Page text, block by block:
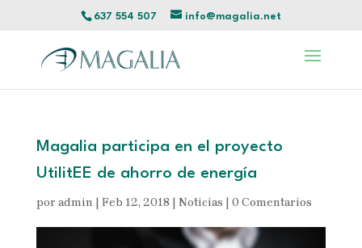
637 554 507 info@magalia.net
Magalia participa en el proyecto
UtilitEE de ahorro de energía
por admin | Feb 12, 2018 | Noticias | 0 Comentarios